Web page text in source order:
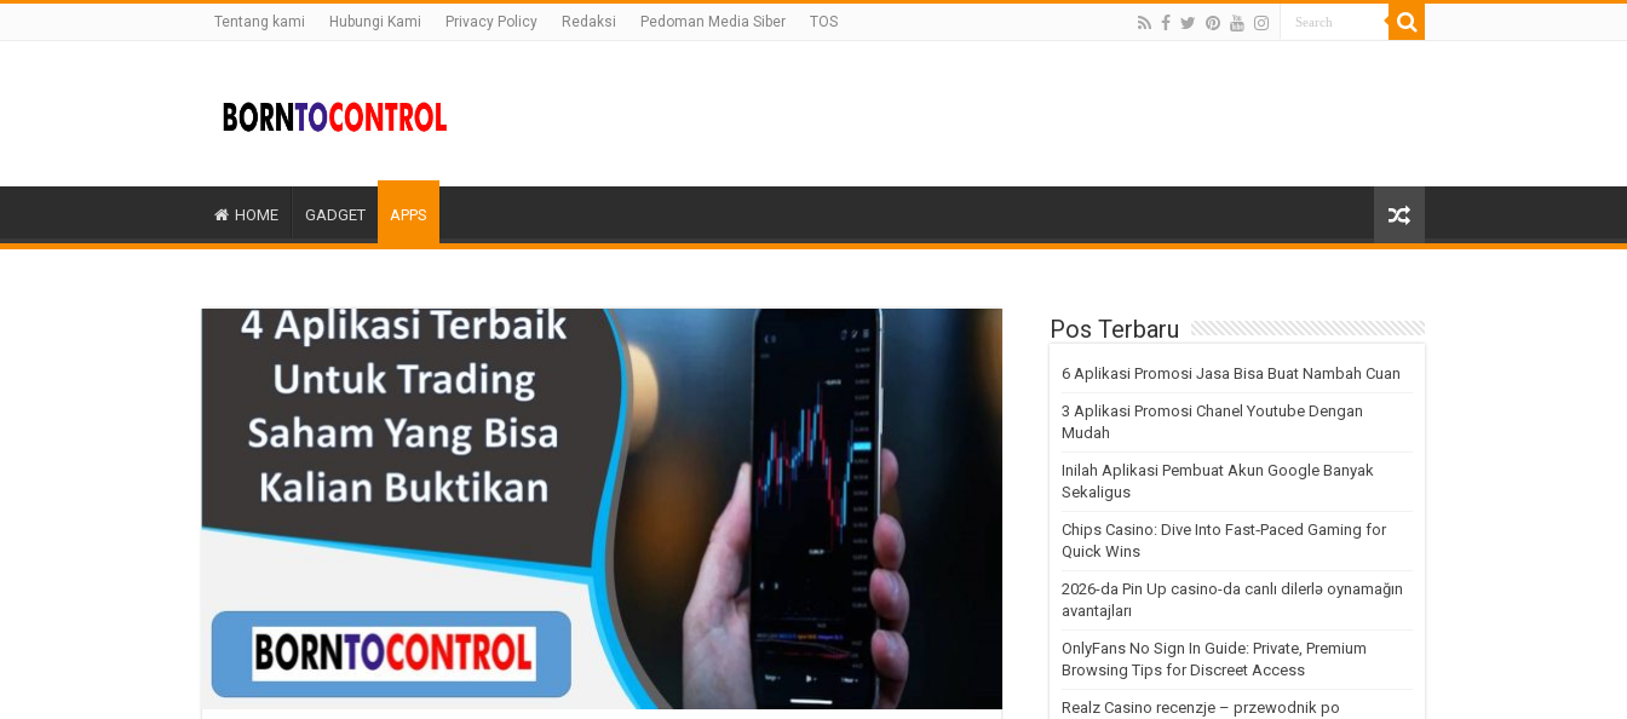
Tentang kami Hubungi Kami Privacy Policy Redaksi Pedoman Media Siber TOS
HOME GADGET APPS
Pos Terbaru
6 Aplikasi Promosi Jasa Bisa Buat Nambah Cuan
3 Aplikasi Promosi Chanel Youtube Dengan
Mudah
Inilah Aplikasi Pembuat Akun Google Banyak
Sekaligus
Chips Casino: Dive Into Fast‑Paced Gaming for
Quick Wins
2026-da Pin Up casino-da canlı dilerlə oynamağın
avantajları
OnlyFans No Sign In Guide: Private, Premium
Browsing Tips for Discreet Access
Realz Casino recenzje – przewodnik po